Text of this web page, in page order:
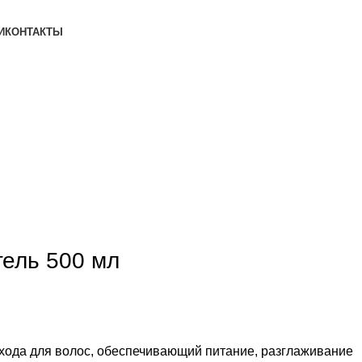
КОНТАКТЫ
500 мл
для волос, обеспечивающий питание, разглаживание